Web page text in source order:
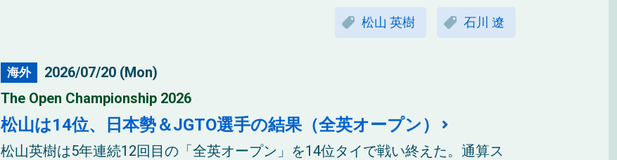
松山 英樹 石川 遼
海外
2026/07/20 (Mon)
The Open Championship 2026
松山は14位、日本勢＆JGTO選手の結果（全英オープン）
松山英樹は5年連続12回目の「全英オープン」を14位タイで戦い終えた。通算ス